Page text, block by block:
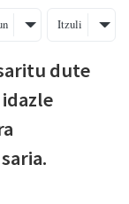
Itzuli
dute